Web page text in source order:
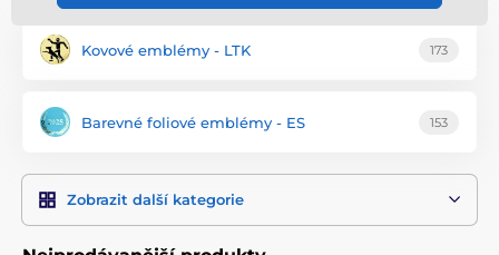
Kovové emblémy - LTK 173
Barevné foliové emblémy - ES 153
Zobrazit další kategorie